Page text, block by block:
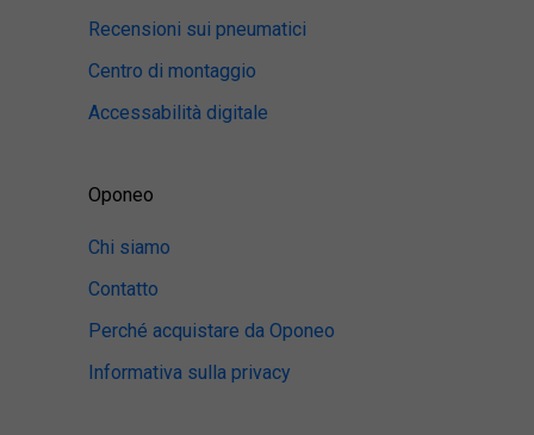
Recensioni sui pneumatici
Centro di montaggio
Accessabilità digitale
Oponeo
Chi siamo
Contatto
Perché acquistare da Oponeo
Informativa sulla privacy